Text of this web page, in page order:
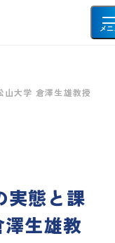
メ
山大学 倉澤生雄教授
実態と課
澤生雄教